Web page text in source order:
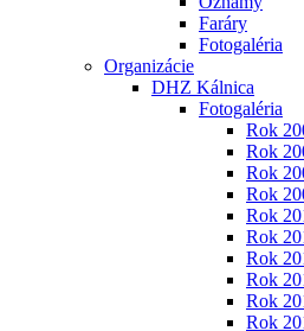
Faráry
Fotogaléria
Organizácie
DHZ Kálnica
Fotogaléria
Rok
Rok
Rok
Rok
Rok
Rok
Rok
Rok
Rok
Rok